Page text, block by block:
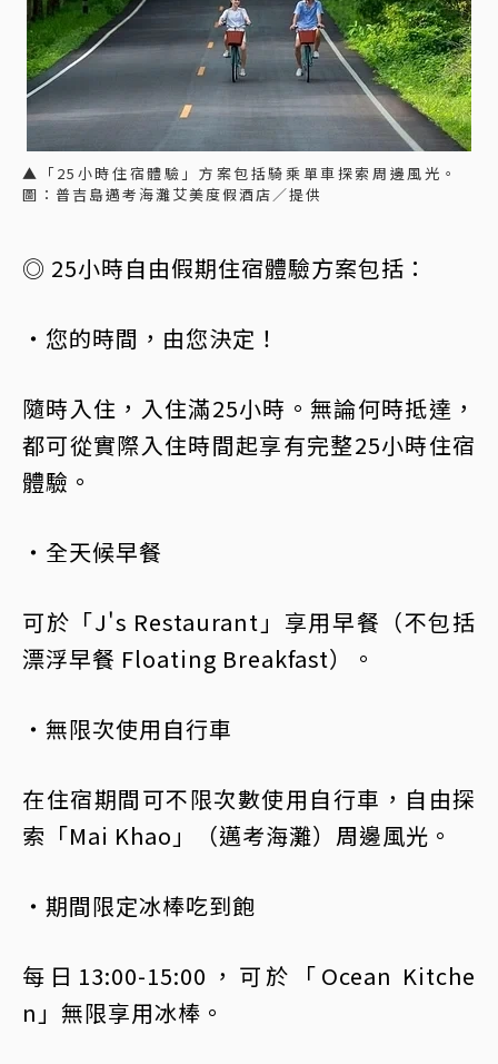
▲「25小時住宿體驗」方案包括騎乘單車探索周邊風光。
圖：普吉島邁考海灘艾美度假酒店／提供
◎ 25小時自由假期住宿體驗方案包括：
・您的時間，由您決定！
隨時入住，入住滿25小時。無論何時抵達，
都可從實際入住時間起享有完整25小時住宿
體驗。
・全天候早餐
可於「J's Restaurant」享用早餐（不包括
漂浮早餐 Floating Breakfast）。
・無限次使用自行車
在住宿期間可不限次數使用自行車，自由探
索「Mai Khao」（邁考海灘）周邊風光。
・期間限定冰棒吃到飽
每日13:00-15:00，可於「Ocean Kitche
n」無限享用冰棒。